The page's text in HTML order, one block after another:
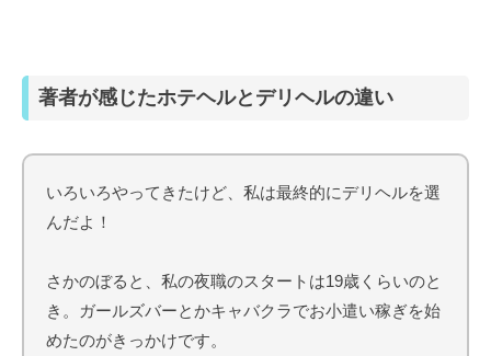
著者が感じたホテヘルとデリヘルの違い
いろいろやってきたけど、私は最終的にデリヘルを選
んだよ！
さかのぼると、私の夜職のスタートは19歳くらいのと
き。ガールズバーとかキャバクラでお小遣い稼ぎを始
めたのがきっかけです。